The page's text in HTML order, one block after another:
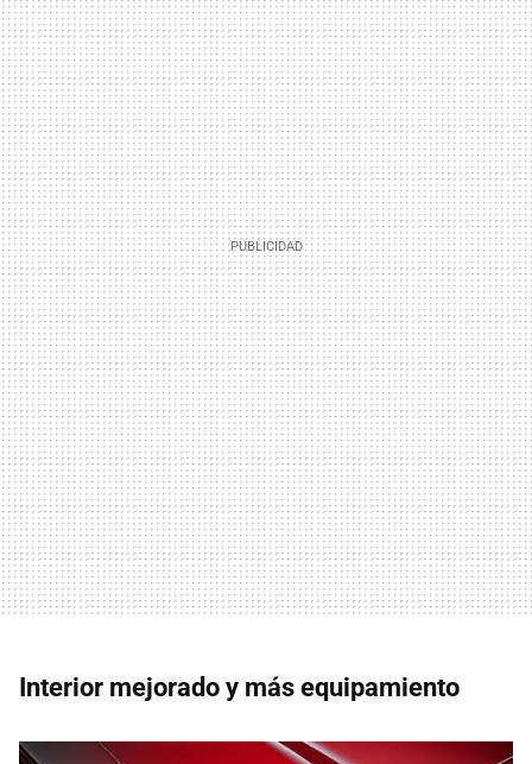
Interior mejorado y más equipamiento